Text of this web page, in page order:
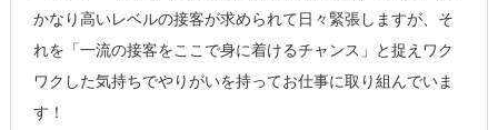
かなり高いレベルの接客が求められて日々緊張しますが、そ
れを「一流の接客をここで身に着けるチャンス」と捉えワク
ワクした気持ちでやりがいを持ってお仕事に取り組んでいま
す！